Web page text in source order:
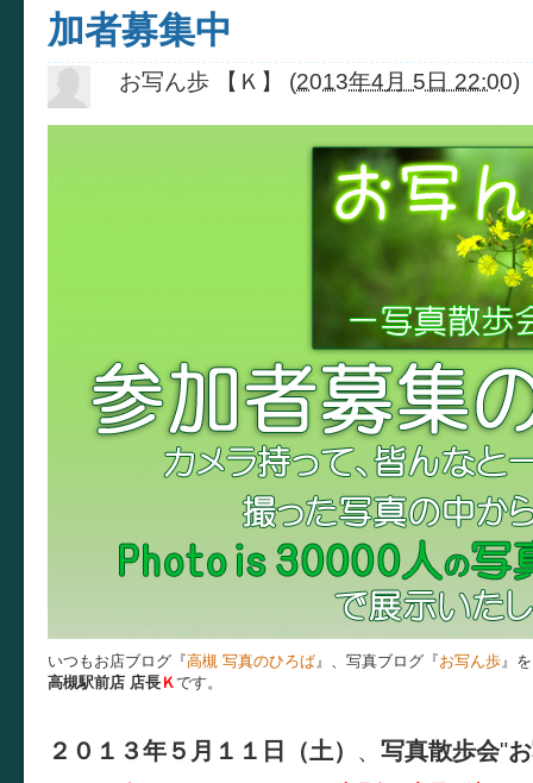
加者募集中
お写ん歩 【Ｋ】 (2013年4月 5日 22:00)
いつもお店ブログ『高槻 写真のひろば 』、写真ブログ『お写ん歩 』
高槻駅前店 店長 Ｋ です。
２０１３年５月１１日（土） 、 写真散歩会"